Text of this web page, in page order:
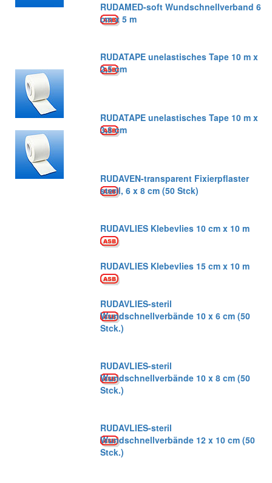
RUDAMED-soft Wundschnellverband 6
cm x 5 m
RUDATAPE unelastisches Tape 10 m x
2,5 cm
RUDATAPE unelastisches Tape 10 m x
3,8 cm
RUDAVEN-transparent Fixierpflaster
steril, 6 x 8 cm (50 Stck)
RUDAVLIES Klebevlies 10 cm x 10 m
RUDAVLIES Klebevlies 15 cm x 10 m
RUDAVLIES-steril
Wundschnellverbände 10 x 6 cm (50
Stck.)
RUDAVLIES-steril
Wundschnellverbände 10 x 8 cm (50
Stck.)
RUDAVLIES-steril
Wundschnellverbände 12 x 10 cm (50
Stck.)